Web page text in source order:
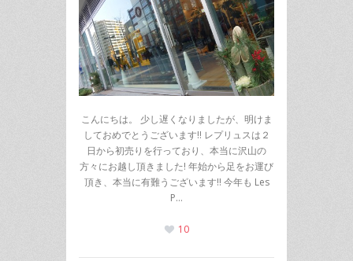
こんにちは。 少し遅くなりましたが、明けま
しておめでとうございます!! レプリュスは２
日から初売りを行っており、本当に沢山の
方々にお越し頂きました! 年始から足をお運び
頂き、本当に有難うございます!! 今年も Les
P…
10